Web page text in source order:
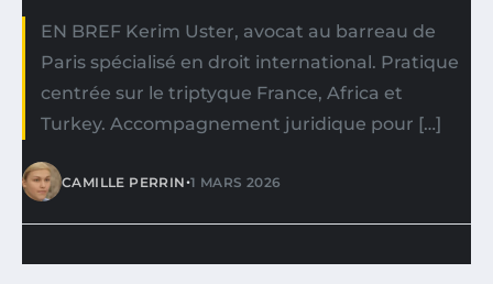
EN BREF Kerim Uster, avocat au barreau de
Paris spécialisé en droit international. Pratique
centrée sur le triptyque France, Africa et
Turkey. Accompagnement juridique pour […]
CAMILLE PERRIN•1 MARS 2026